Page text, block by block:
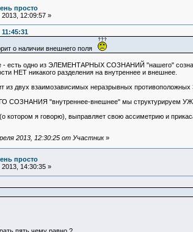
просто
12:09:57 »
о наличии внешнего поля
- есть одно из ЭЛЕМЕНТАРНЫХ СОЗНАНИЙ "нашего"
НЕТ никакого разделения на внутреннее и внешнее.
двух взаимозависимых неразрывных противоположных
СОЗНАНИЯ "внутреннее-внешнее" мы структурируем
котором я говорю), выправляет свою ассиметрию и
2013, 12:30:25 от Участник»
просто
14:30:35 »